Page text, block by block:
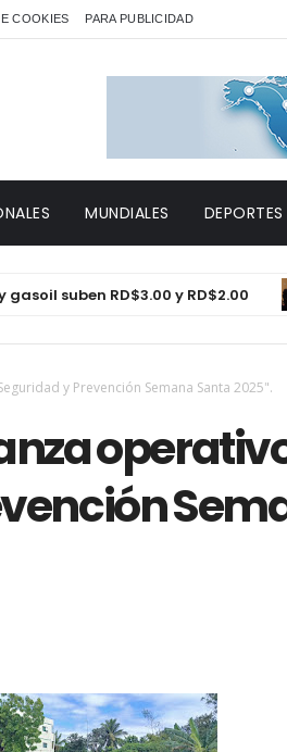
COOKIES PARA PUBLICIDAD
MUNDIALES DEPORTES
RD$3.00 y RD$2.00
y Prevención Semana Santa 2025".